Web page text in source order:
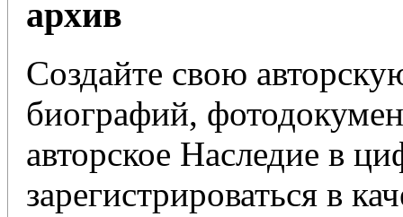
архив
Создайте свою
биографий,
авторское Наследие в
зарегистрироваться в